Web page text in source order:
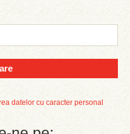
datelor cu caracter personal